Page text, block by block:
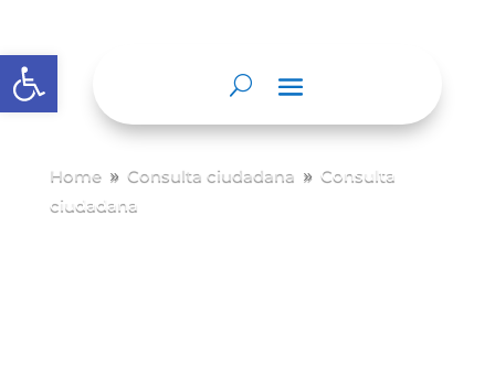
Abrir barra de herramientas
Home 9 Consulta ciudadana 9 Consulta
ciudadana